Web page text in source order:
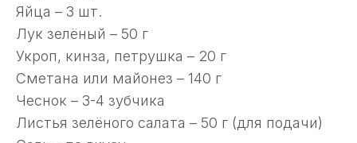
Яйца – 3 шт.
Лук зелёный – 50 г
Укроп, кинза, петрушка – 20 г
Сметана или майонез – 140 г
Чеснок – 3-4 зубчика
Листья зелёного салата – 50 г (для подачи)